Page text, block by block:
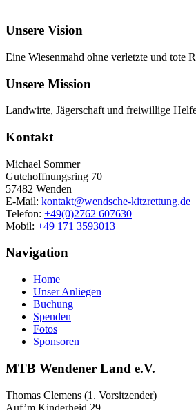
Unsere Vision
Eine Wiesenmahd ohne verletzte und tote
Unsere Mission
Landwirte, Jägerschaft und freiwillige
Kontakt
Michael Sommer
Gutehoffnungsring 70
57482 Wenden
E-Mail: kontakt@wendsche-kitzrettung.de
Telefon: +49(0)2762 607630
Mobil: +49 171 3593013
Navigation
Home
Unser Anliegen
Buchung
Spenden
Fotos
Sponsoren
MTB Wendener Land e.V.
Thomas Clemens (1. Vorsitzender)
Auf’m Kinderheid 29